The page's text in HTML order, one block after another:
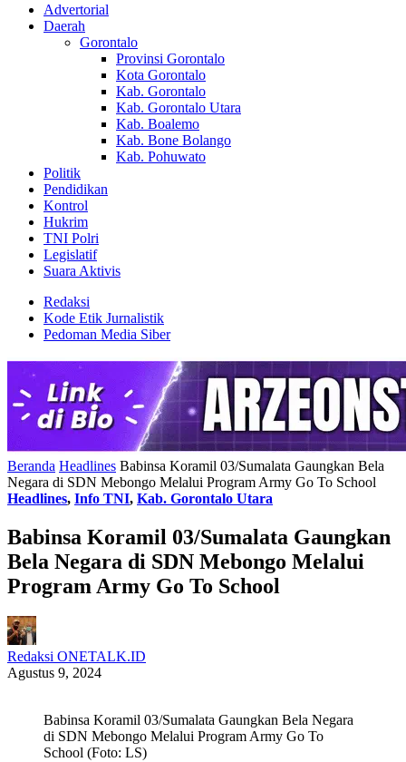
Advertorial
Daerah
Gorontalo
Provinsi Gorontalo
Kota Gorontalo
Kab. Gorontalo
Kab. Gorontalo Utara
Kab. Boalemo
Kab. Bone Bolango
Kab. Pohuwato
Politik
Pendidikan
Kontrol
Hukrim
TNI Polri
Legislatif
Suara Aktivis
Redaksi
Kode Etik Jurnalistik
Pedoman Media Siber
Beranda Headlines Babinsa Koramil 03/Sumalata Gaungkan Bela
Negara di SDN Mebongo Melalui Program Army Go To School
Headlines, Info TNI, Kab. Gorontalo Utara
Babinsa Koramil 03/Sumalata Gaungkan
Bela Negara di SDN Mebongo Melalui
Program Army Go To School
Redaksi ONETALK.ID
Agustus 9, 2024
Babinsa Koramil 03/Sumalata Gaungkan Bela Negara
di SDN Mebongo Melalui Program Army Go To
School (Foto: LS)